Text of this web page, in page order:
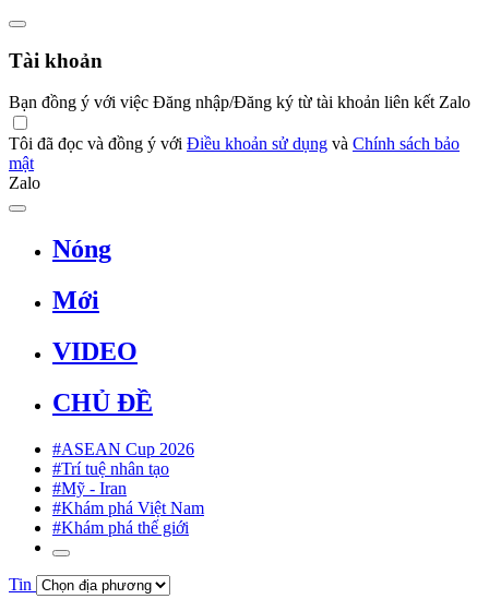
Tài khoản
Bạn đồng ý với việc Đăng nhập/Đăng ký từ tài khoản liên kết Zalo
Tôi đã đọc và đồng ý với Điều khoản sử dụng và Chính sách bảo
mật
Zalo
Nóng
Mới
VIDEO
CHỦ ĐỀ
#ASEAN Cup 2026
#Trí tuệ nhân tạo
#Mỹ - Iran
#Khám phá Việt Nam
#Khám phá thế giới
Tin